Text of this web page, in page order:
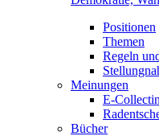
Positionen
Themen
Regeln
Meinungen
E-
Bücher